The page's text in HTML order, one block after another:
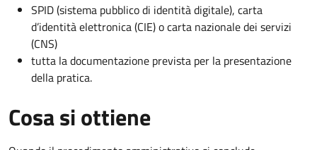
SPID (sistema pubblico di identità digitale), carta
d’identità elettronica (CIE) o carta nazionale dei servizi
(CNS)
tutta la documentazione prevista per la presentazione
della pratica.
Cosa si ottiene